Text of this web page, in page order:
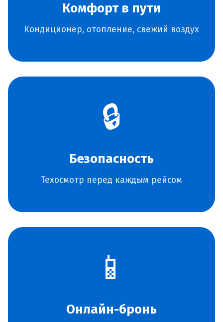
Комфорт в пути
Кондиционер, отопление, свежий воздух
🔒
Безопасность
Техосмотр перед каждым рейсом
📱
Онлайн-бронь